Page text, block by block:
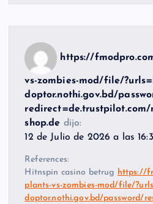
https://
vs-zombies-mod/file/
doptor.nothi.gov.bd/
shop.de dijo:
12 de Julio de 2026 a las
References:
Hitnspin casino betrug https://
plants-vs-zombies-mod/file/
doptor.nothi.gov.bd/password/